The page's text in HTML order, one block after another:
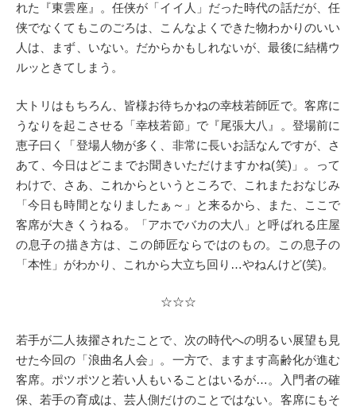
れた『東雲座』。任侠が「イイ人」だった時代の話だが、任
侠でなくてもこのごろは、こんなよくできた物わかりのいい
人は、まず、いない。だからかもしれないが、最後に結構ウ
ルッときてしまう。
大トリはもちろん、皆様お待ちかねの幸枝若師匠で。客席に
うなりを起こさせる「幸枝若節」で『尾張大八』。登場前に
恵子曰く「登場人物が多く、非常に長いお話なんですが、さ
あて、今日はどこまでお聞きいただけますかね(笑)」。って
わけで、さあ、これからというところで、これまたおなじみ
「今日も時間となりましたぁ～」と来るから、また、ここで
客席が大きくうねる。「アホでバカの大八」と呼ばれる庄屋
の息子の描き方は、この師匠ならではのもの。この息子の
「本性」がわかり、これから大立ち回り…やねんけど(笑)。
☆☆☆
若手が二人抜擢されたことで、次の時代への明るい展望も見
せた今回の「浪曲名人会」。一方で、ますます高齢化が進む
客席。ポツポツと若い人もいることはいるが…。入門者の確
保、若手の育成は、芸人側だけのことではない。客席にもそ